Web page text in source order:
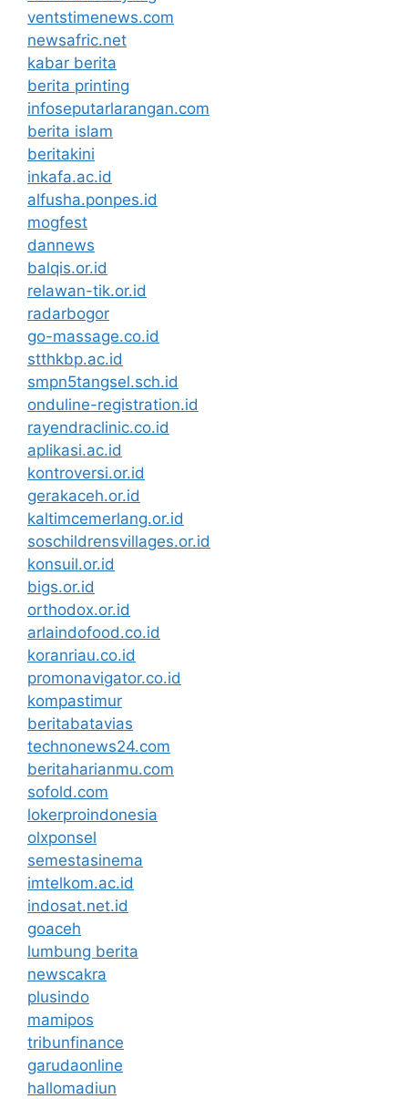
ventstimenews.com
newsafric.net
kabar berita
berita printing
infoseputarlarangan.com
berita islam
beritakini
inkafa.ac.id
alfusha.ponpes.id
mogfest
dannews
balqis.or.id
relawan-tik.or.id
radarbogor
go-massage.co.id
stthkbp.ac.id
smpn5tangsel.sch.id
onduline-registration.id
rayendraclinic.co.id
aplikasi.ac.id
kontroversi.or.id
gerakaceh.or.id
kaltimcemerlang.or.id
soschildrensvillages.or.id
konsuil.or.id
bigs.or.id
orthodox.or.id
arlaindofood.co.id
koranriau.co.id
promonavigator.co.id
kompastimur
beritabatavias
technonews24.com
beritaharianmu.com
sofold.com
lokerproindonesia
olxponsel
semestasinema
imtelkom.ac.id
indosat.net.id
goaceh
lumbung berita
newscakra
plusindo
mamipos
tribunfinance
garudaonline
hallomadiun